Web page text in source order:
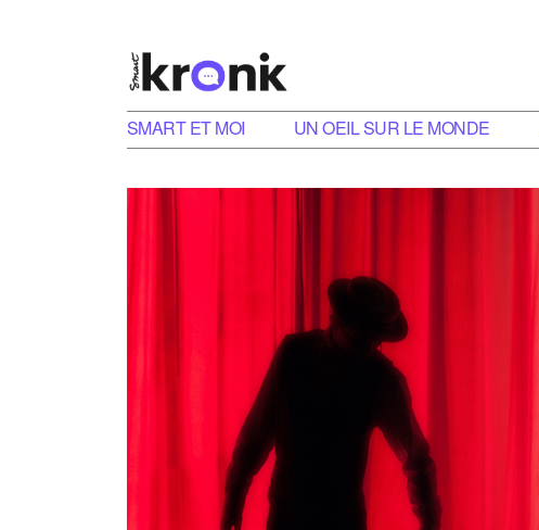
SMART ET MOI UN OEIL SUR LE MONDE